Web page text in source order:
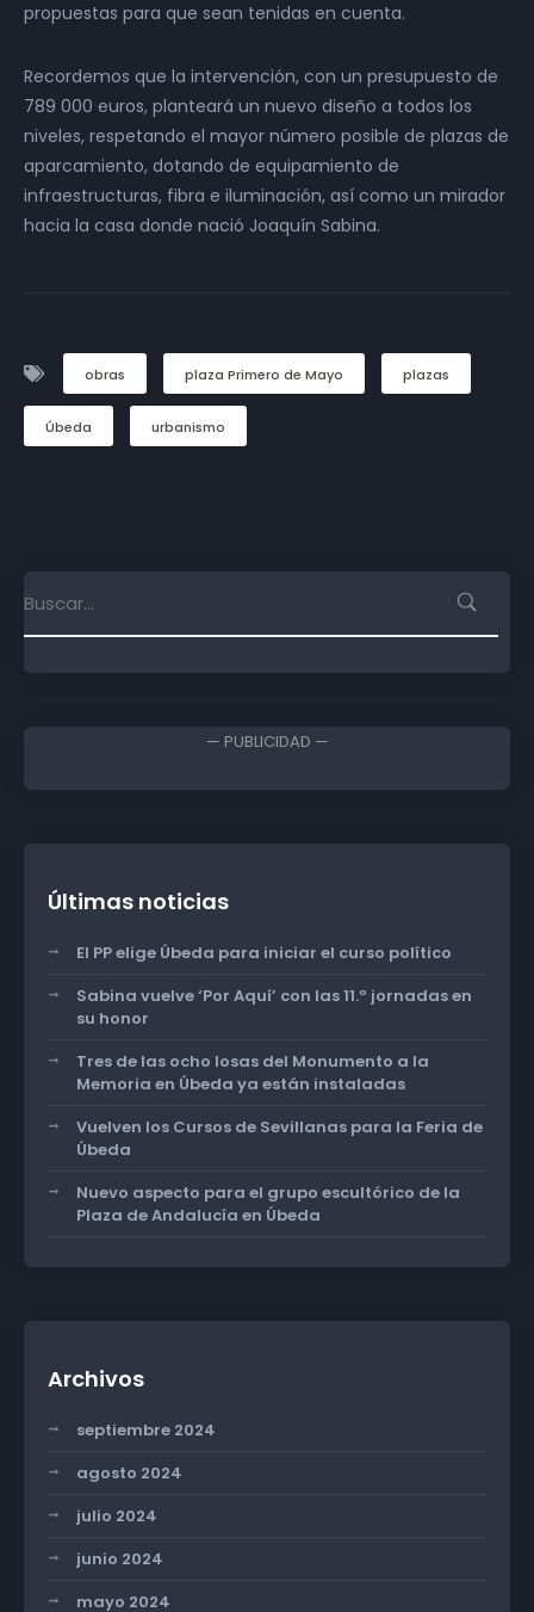
propuestas para que sean tenidas en cuenta.
Recordemos que la intervención, con un presupuesto de
789 000 euros, planteará un nuevo diseño a todos los
niveles, respetando el mayor número posible de plazas de
aparcamiento, dotando de equipamiento de
infraestructuras, fibra e iluminación, así como un mirador
hacia la casa donde nació Joaquín Sabina.
obras plaza Primero de Mayo plazas
Úbeda urbanismo
— PUBLICIDAD —
Últimas noticias
El PP elige Úbeda para iniciar el curso político
Sabina vuelve ‘Por Aquí’ con las 11.º jornadas en
su honor
Tres de las ocho losas del Monumento a la
Memoria en Úbeda ya están instaladas
Vuelven los Cursos de Sevillanas para la Feria de
Úbeda
Nuevo aspecto para el grupo escultórico de la
Plaza de Andalucía en Úbeda
Archivos
septiembre 2024
agosto 2024
julio 2024
junio 2024
mayo 2024